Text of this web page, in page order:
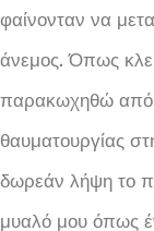
φαίνονταν να
άνεμος. Όπως
παρακωχηθώ από
θαυματουργίας
δωρεάν λήψη το
μυαλό μου όπως